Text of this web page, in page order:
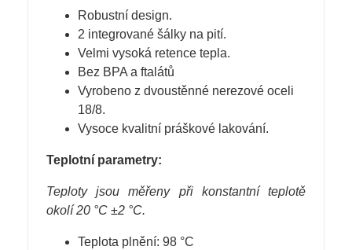
Robustní design.
2 integrované šálky na pití.
Velmi vysoká retence tepla.
Bez BPA a ftalátů
Vyrobeno z dvoustěnné nerezové oceli
18/8.
Vysoce kvalitní práškové lakování.
Teplotní parametry:
Teploty jsou měřeny při konstantní teplotě
okolí 20 °C ±2 °C.
Teplota plnění: 98 °C